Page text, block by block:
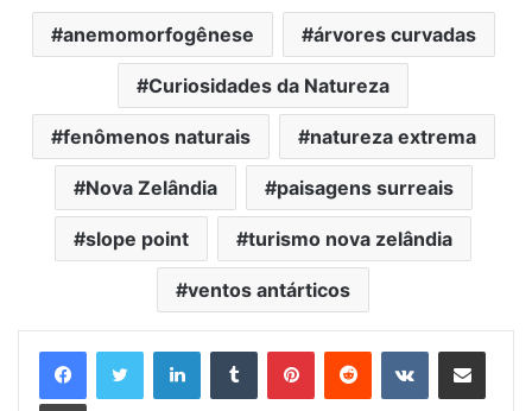
anemomorfogênese árvores curvadas
Curiosidades da Natureza
fenômenos naturais natureza extrema
Nova Zelândia paisagens surreais
slope point turismo nova zelândia
ventos antárticos